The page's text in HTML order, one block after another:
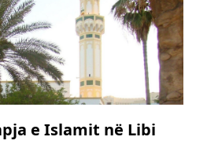
e Islamit në Libi